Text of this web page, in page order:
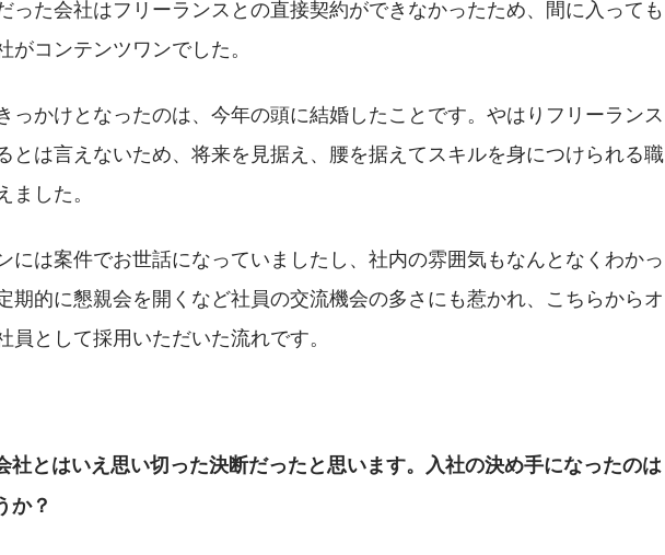
った会社はフリーランスとの直接契約ができなかったため、間に入っても
がコンテンツワンでした。
っかけとなったのは、今年の頭に結婚したことです。やはりフリーランス
とは言えないため、将来を見据え、腰を据えてスキルを身につけられる職
した。
には案件でお世話になっていましたし、社内の雰囲気もなんとなくわかっ
期的に懇親会を開くなど社員の交流機会の多さにも惹かれ、こちらからオ
員として採用いただいた流れです。
社とはいえ思い切った決断だったと思います。入社の決め手になったのは
か？